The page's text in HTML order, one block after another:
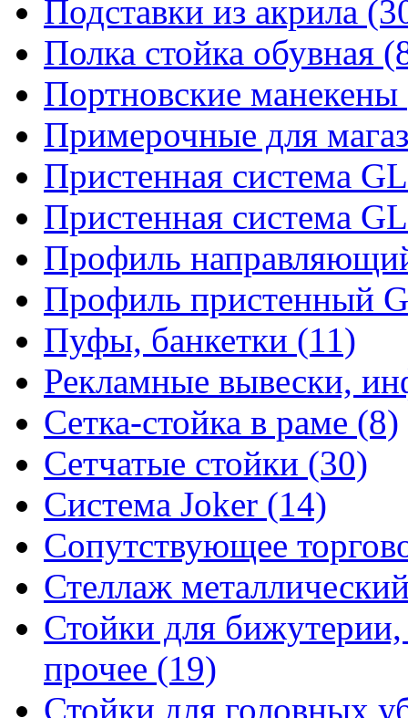
Подставки из акрила
Полка стойка обувная
Портновские манекены
Примерочные для
Пристенная система
Пристенная система
Профиль
Профиль пристенный
Пуфы, банкетки (11)
Рекламные вывески,
Сетка-стойка в раме (8)
Сетчатые стойки (30)
Система Joker (14)
Сопутствующее
Стеллаж
Стойки для
прочее (19)
Стойки для головных